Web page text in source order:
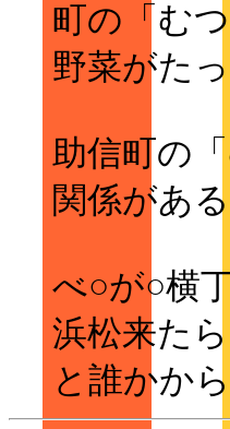
町の「む
野菜がた
助信町の
関係があ
べ○が○横
浜松来た
と誰かか